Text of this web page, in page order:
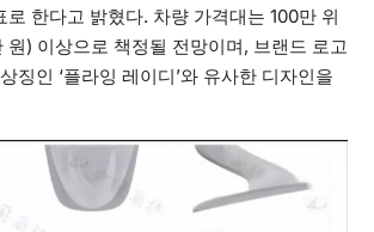
로 한다고 밝혔다. 차량 가격대는 100만 위
원) 이상으로 책정될 전망이며, 브랜드 로고
징인 ‘플라잉 레이디’와 유사한 디자인을